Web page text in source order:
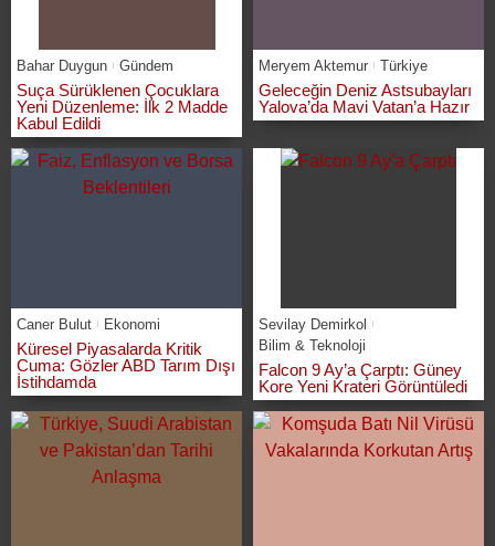
Bahar Duygun Gündem
Suça Sürüklenen Çocuklara
Yeni Düzenleme: İlk 2 Madde
Kabul Edildi
Meryem Aktemur Türkiye
Geleceğin Deniz Astsubayları
Yalova’da Mavi Vatan’a Hazır
Caner Bulut Ekonomi
Küresel Piyasalarda Kritik
Cuma: Gözler ABD Tarım Dışı
İstihdamda
Sevilay Demirkol
Bilim & Teknoloji
Falcon 9 Ay’a Çarptı: Güney
Kore Yeni Krateri Görüntüledi